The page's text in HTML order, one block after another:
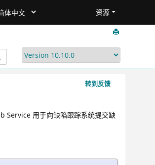
资源
转到反馈
Service 用于向缺陷跟踪系统提交缺